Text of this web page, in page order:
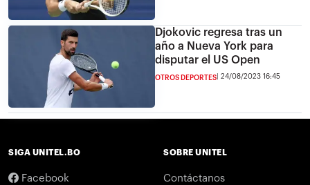
Djokovic regresa tras un
año a Nueva York para
disputar el US Open
OTROS DEPORTES 24/08/2023 16:45
SIGA UNITEL.BO
Facebook
SOBRE UNITEL
Contáctanos